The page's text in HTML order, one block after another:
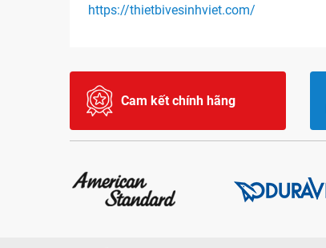
https://thietbivesinhviet.com/
Cam kết chính hãng